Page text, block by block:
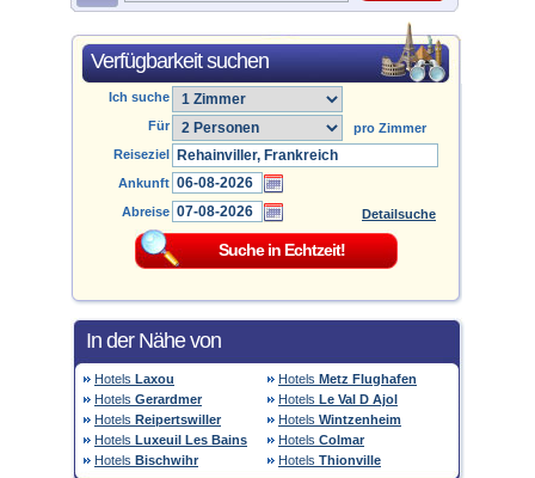
Verfügbarkeit suchen
Ich suche
Für
pro Zimmer
Reiseziel
Ankunft
Abreise
Detailsuche
In der Nähe von
Hotels Laxou Hotels Metz Flughafen
Hotels Gerardmer Hotels Le Val D Ajol
Hotels Reipertswiller Hotels Wintzenheim
Hotels Luxeuil Les Bains Hotels Colmar
Hotels Bischwihr Hotels Thionville